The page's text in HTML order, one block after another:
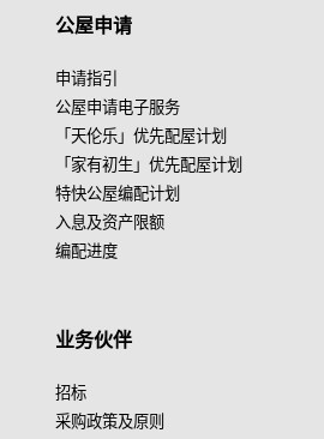
公屋申请
申请指引
公屋申请电子服务
「天伦乐」优先配屋计划
「家有初生」优先配屋计划
特快公屋编配计划
入息及资产限额
编配进度
业务伙伴
招标
采购政策及原则